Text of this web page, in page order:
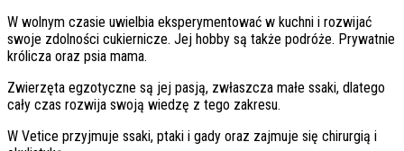
W wolnym czasie uwielbia eksperymentować w kuchni i rozwijać
swoje zdolności cukiernicze. Jej hobby są także podróże. Prywatnie
królicza oraz psia mama.
Zwierzęta egzotyczne są jej pasją, zwłaszcza małe ssaki, dlatego
cały czas rozwija swoją wiedzę z tego zakresu.
W Vetice przyjmuje ssaki, ptaki i gady oraz zajmuje się chirurgią i